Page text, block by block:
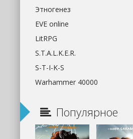
Этногенез
EVE online
LitRPG
S.T.A.L.K.E.R.
S-T-I-K-S
Warhammer 40000
Популярное